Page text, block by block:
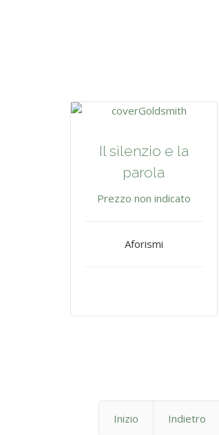
Il silenzio e la
parola
Prezzo non indicato
Aforismi
Inizio Indietro